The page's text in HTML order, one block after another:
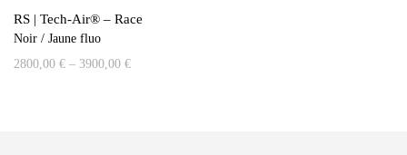
RS | Tech-Air® – Race
Noir / Jaune fluo
2800,00 €– 3900,00 €